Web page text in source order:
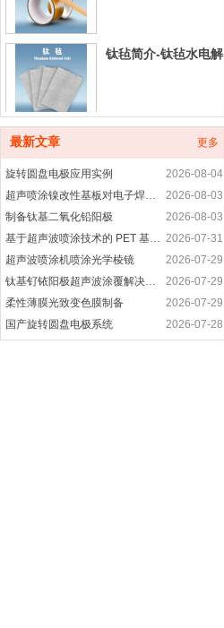
钛毡简介-钛毡水电解
铂碳催化剂产品介绍
铂合金催化剂产品简
介
非贵金属催化剂-非铂
催化剂产品介绍
最新文章 更多
2026-08-04
旋转圆盘电极应用实例
2026-08-03
超声喷涂镍改性基板对电子焊接接头性能的优化研究
2026-08-03
制备钛基二氧化铅阳极
2026-07-31
基于超声波喷涂技术的 PET 基底柔性电致发光涂层制备研究
2026-07-29
超声波喷涂机喷涂光学棱镜
2026-07-29
钛基钌铱阳极超声波涂覆解决方案
2026-07-29
柔性薄膜光致变色膜制备
2026-07-28
国产旋转圆盘电极系统